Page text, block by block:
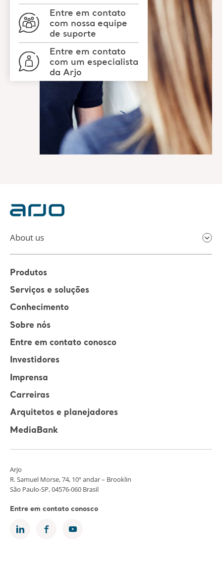
Entre em contato
com nossa equipe
de suporte
Entre em contato
com um especialista
da Arjo
About us
Produtos
Serviços e soluções
Conhecimento
Sobre nós
Entre em contato conosco
Investidores
Imprensa
Carreiras
Arquitetos e planejadores
MediaBank
Arjo
R. Samuel Morse, 74, 10º andar – Brooklin
São Paulo-SP, 04576-060 Brasil
Entre em contato conosco